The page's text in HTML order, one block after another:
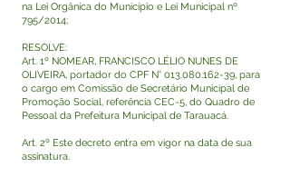
na Lei Orgânica do Município e Lei Municipal nº
795/2014;
RESOLVE:
Art. 1º NOMEAR, FRANCISCO LÉLIO NUNES DE
OLIVEIRA, portador do CPF N° 013.080.162-39, para
o cargo em Comissão de Secretário Municipal de
Promoção Social, referência CEC-5, do Quadro de
Pessoal da Prefeitura Municipal de Tarauacá.
Art. 2º Este decreto entra em vigor na data de sua
assinatura.